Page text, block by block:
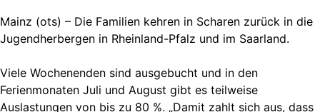
Mainz (ots) – Die Familien kehren in Scharen zurück in die
Jugendherbergen in Rheinland-Pfalz und im Saarland.
Viele Wochenenden sind ausgebucht und in den
Ferienmonaten Juli und August gibt es teilweise
Auslastungen von bis zu 80 %. „Damit zahlt sich aus, dass